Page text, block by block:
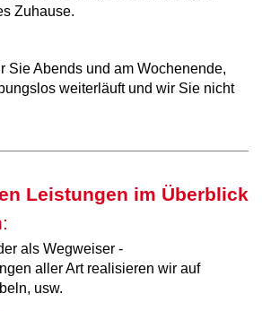
Zuhause.
Sie Abends und am Wochenende,
weiterläuft und wir Sie nicht
Leistungen im Überblick
als Wegweiser -
aller Art realisieren wir auf
usw.